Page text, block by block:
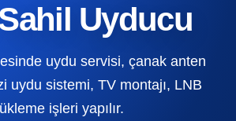
Uyducu
uydu servisi, çanak anten
uydu sistemi, TV montajı, LNB
işleri yapılır.